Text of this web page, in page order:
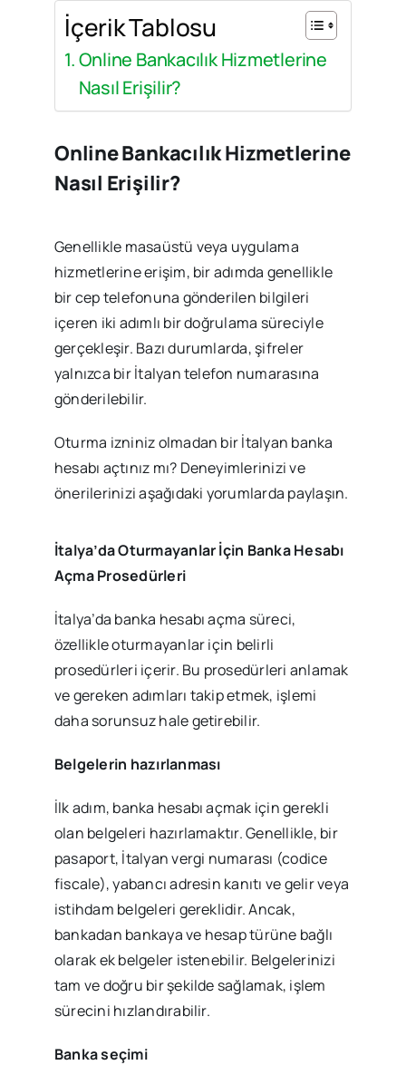
İçerik Tablosu
Online Bankacılık Hizmetlerine
Nasıl Erişilir?
Online Bankacılık Hizmetlerine
Nasıl Erişilir?
Genellikle masaüstü veya uygulama
hizmetlerine erişim, bir adımda genellikle
bir cep telefonuna gönderilen bilgileri
içeren iki adımlı bir doğrulama süreciyle
gerçekleşir. Bazı durumlarda, şifreler
yalnızca bir İtalyan telefon numarasına
gönderilebilir.
Oturma izniniz olmadan bir İtalyan banka
hesabı açtınız mı? Deneyimlerinizi ve
önerilerinizi aşağıdaki yorumlarda paylaşın.
İtalya’da Oturmayanlar İçin Banka Hesabı
Açma Prosedürleri
İtalya’da banka hesabı açma süreci,
özellikle oturmayanlar için belirli
prosedürleri içerir. Bu prosedürleri anlamak
ve gereken adımları takip etmek, işlemi
daha sorunsuz hale getirebilir.
Belgelerin hazırlanması
İlk adım, banka hesabı açmak için gerekli
olan belgeleri hazırlamaktır. Genellikle, bir
pasaport, İtalyan vergi numarası (codice
fiscale), yabancı adresin kanıtı ve gelir veya
istihdam belgeleri gereklidir. Ancak,
bankadan bankaya ve hesap türüne bağlı
olarak ek belgeler istenebilir. Belgelerinizi
tam ve doğru bir şekilde sağlamak, işlem
sürecini hızlandırabilir.
Banka seçimi